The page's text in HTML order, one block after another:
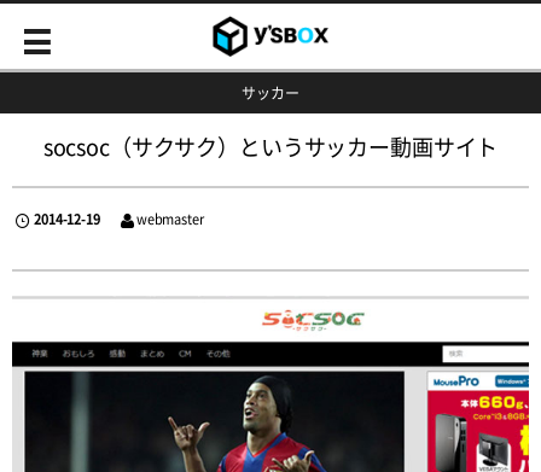
サッカー
socsoc（サクサク）というサッカー動画サイト
2014-12-19 webmaster